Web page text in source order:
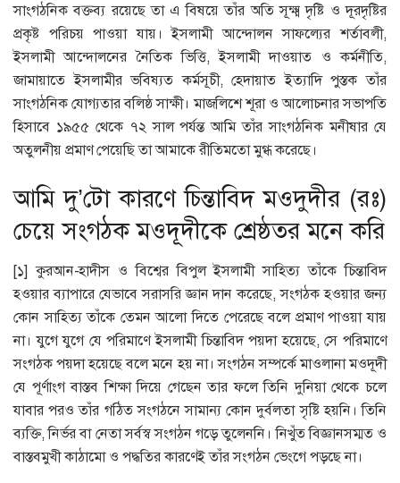
সাংগঠনিক বক্তব্য রয়েছে তা এ বিষয়ে তাঁর অতি সূক্ষ্ম দৃষ্টি ও দূরদৃষ্টির
প্রকৃষ্ট পরিচয় পাওয়া যায়। ইসলামী আন্দোলন সাফল্যের শর্তাবলী,
ইসলামী আন্দোলনের নৈতিক ভিত্তি, ইসলামী দাওয়াত ও কর্মনীতি,
জামায়াতে ইসলামীর ভবিষ্যত কর্মসূচী, হেদায়াত ইত্যাদি পুস্তক তাঁর
সাংগঠনিক যোগ্যতার বলিষ্ঠ সাক্ষী। মাজলিশে শূরা ও আলোচনার সভাপতি
হিসাবে ১৯৫৫ থেকে ৭২ সাল পর্যন্ত আমি তাঁর সাংগঠনিক মনীষার যে
অতুলনীয় প্রমাণ পেয়েছি তা আমাকে রীতিমতো মুগ্ধ করেছে।
আমি দু’টো কারণে চিন্তাবিদ মওদুদীর (রঃ)
চেয়ে সংগঠক মওদূদীকে শ্রেষ্ঠতর মনে করি
[১] কুরআন-হাদীস ও বিশ্বের বিপুল ইসলামী সাহিত্য তাঁকে চিন্তাবিদ
হওয়ার ব্যাপারে যেভাবে সরাসরি জ্ঞান দান করেছে, সংগঠক হওয়ার জন্য
কোন সাহিত্য তাঁকে তেমন আলো দিতে পেরেছে বলে প্রমাণ পাওয়া যায়
না। যুগে যুগে যে পরিমাণে ইসলামী চিন্তাবিদ পয়দা হয়েছে, সে পরিমাণে
সংগঠক পয়দা হয়েছে বলে মনে হয় না। সংগঠন সম্পর্কে মাওলানা মওদূদী
যে পূর্ণাংগ বাস্তব শিক্ষা দিয়ে গেছেন তার ফলে তিনি দুনিয়া থেকে চলে
যাবার পরও তাঁর গঠিত সংগঠনে সামান্য কোন দুর্বলতা সৃষ্টি হয়নি। তিনি
ব্যক্তি, নির্ভর বা নেতা সর্বস্ব সংগঠন গড়ে তুলেননি। নিখুঁত বিজ্ঞানসম্মত ও
বাস্তবমুখী কাঠামো ও পদ্ধতির কারণেই তাঁর সংগঠন ভেংগে পড়ছে না।